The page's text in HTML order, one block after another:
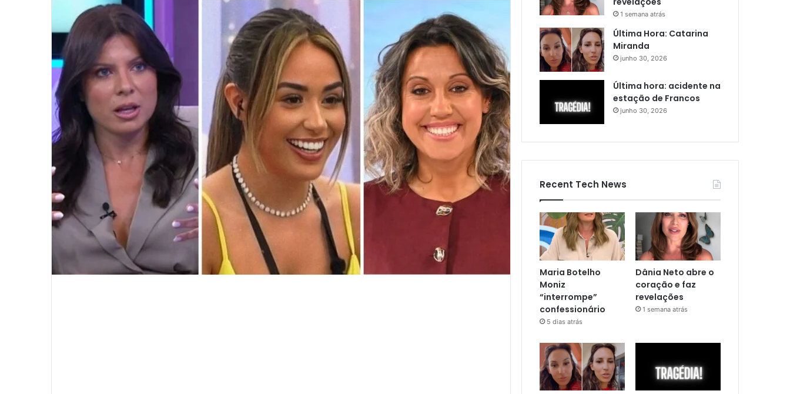
1 semana atrás
Última Hora: Catarina
Miranda
junho 30, 2026
Última hora: acidente na
estação de Francos
junho 30, 2026
Recent Tech News
Maria Botelho
Moniz
“interrompe”
confessionário
5 dias atrás
Dânia Neto abre o
coração e faz
revelações
1 semana atrás